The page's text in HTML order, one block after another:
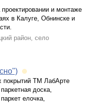
и монтаже
в Калуге, Обнинске и
район, село
покрытий ТМ ЛабАрте
доска,
елочка,